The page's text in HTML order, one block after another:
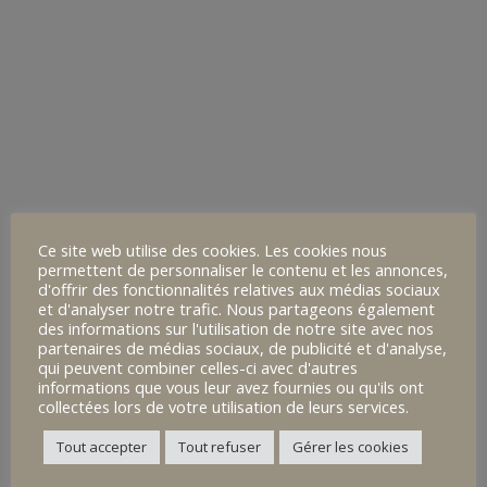
Ce site web utilise des cookies. Les cookies nous
permettent de personnaliser le contenu et les annonces,
d'offrir des fonctionnalités relatives aux médias sociaux
et d'analyser notre trafic. Nous partageons également
des informations sur l'utilisation de notre site avec nos
partenaires de médias sociaux, de publicité et d'analyse,
qui peuvent combiner celles-ci avec d'autres
informations que vous leur avez fournies ou qu'ils ont
collectées lors de votre utilisation de leurs services.
Tout accepter Tout refuser Gérer les cookies